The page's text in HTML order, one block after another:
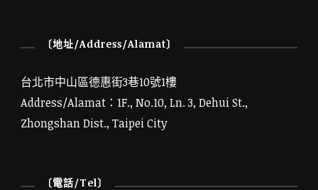
〔地址/Address/Alamat〕
台北市中山區德惠街3巷10號1樓
Address/Alamat：1F., No.10, Ln. 3, Dehui St.,
Zhongshan Dist., Taipei City
〔電話/Tel〕